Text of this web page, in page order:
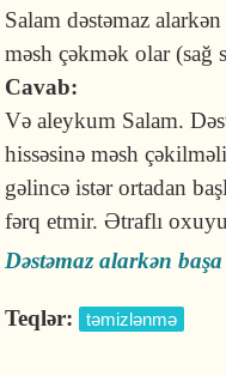
Salam dəstəmaz
məsh çəkmək olar
Cavab:
Və aleykum Salam.
hissəsinə məsh
gəlincə istər ortadan
fərq etmir. Ətraflı
Dəstəmaz alarkən
Teqlər: təmizlənmə